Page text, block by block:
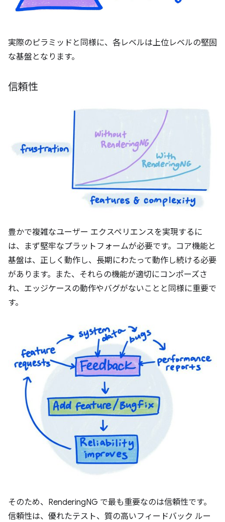
実際のピラミッドと同様に、各レベルは上位レベルの堅固
な基盤となります。
信頼性
豊かで複雑なユーザー エクスペリエンスを実現するに
は、まず堅牢なプラットフォームが必要です。コア機能と
基盤は、正しく動作し、長期にわたって動作し続ける必要
があります。また、それらの機能が適切にコンポーズさ
れ、エッジケースの動作やバグがないことと同様に重要で
す。
そのため、RenderingNG で最も重要なのは信頼性です。
信頼性は、優れたテスト、質の高いフィードバック ルー